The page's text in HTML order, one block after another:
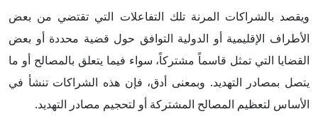
ويقصد بالشراكات المرنة تلك التفاعلات التي تقتضي من بعض
الأطراف الإقليمية أو الدولية التوافق حول قضية محددة أو بعض
القضايا التي تمثل قاسماً مشتركاً، سواء فيما يتعلق بالمصالح أو ما
يتصل بمصادر التهديد. وبمعنى أدق، فإن هذه الشراكات تنشأ في
الأساس لتعظيم المصالح المشتركة أو لتحجيم مصادر التهديد.